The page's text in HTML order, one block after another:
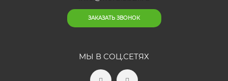
ЗАКАЗАТЬ ЗВОНОК
МЫ В СОЦ.СЕТЯХ